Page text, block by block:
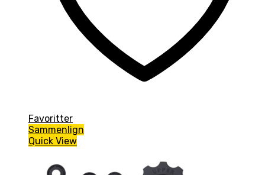
Favoritter
Sammenlign
Quick View